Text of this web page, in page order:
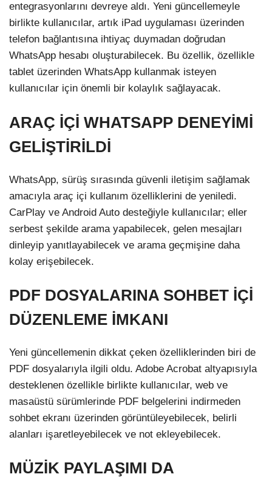
entegrasyonlarını devreye aldı. Yeni güncellemeyle
birlikte kullanıcılar, artık iPad uygulaması üzerinden
telefon bağlantısına ihtiyaç duymadan doğrudan
WhatsApp hesabı oluşturabilecek. Bu özellik, özellikle
tablet üzerinden WhatsApp kullanmak isteyen
kullanıcılar için önemli bir kolaylık sağlayacak.
ARAÇ İÇİ WHATSAPP DENEYİMİ
GELİŞTİRİLDİ
WhatsApp, sürüş sırasında güvenli iletişim sağlamak
amacıyla araç içi kullanım özelliklerini de yeniledi.
CarPlay ve Android Auto desteğiyle kullanıcılar; eller
serbest şekilde arama yapabilecek, gelen mesajları
dinleyip yanıtlayabilecek ve arama geçmişine daha
kolay erişebilecek.
PDF DOSYALARINA SOHBET İÇİ
DÜZENLEME İMKANI
Yeni güncellemenin dikkat çeken özelliklerinden biri de
PDF dosyalarıyla ilgili oldu. Adobe Acrobat altyapısıyla
desteklenen özellikle birlikte kullanıcılar, web ve
masaüstü sürümlerinde PDF belgelerini indirmeden
sohbet ekranı üzerinden görüntüleyebilecek, belirli
alanları işaretleyebilecek ve not ekleyebilecek.
MÜZİK PAYLAŞIMI DA